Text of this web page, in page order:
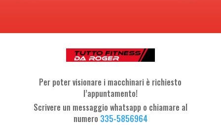
Per poter visionare i macchinari è richiesto
l’appuntamento!
Scrivere un messaggio whatsapp o chiamare al
numero 335-5856964